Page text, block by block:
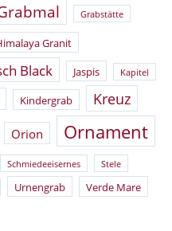
Grabstätte
Granit
Black Jaspis Kapitel
Kindergrab Kreuz
Orion Ornament
Schmiedeeisernes Stele
Urnengrab Verde Mare